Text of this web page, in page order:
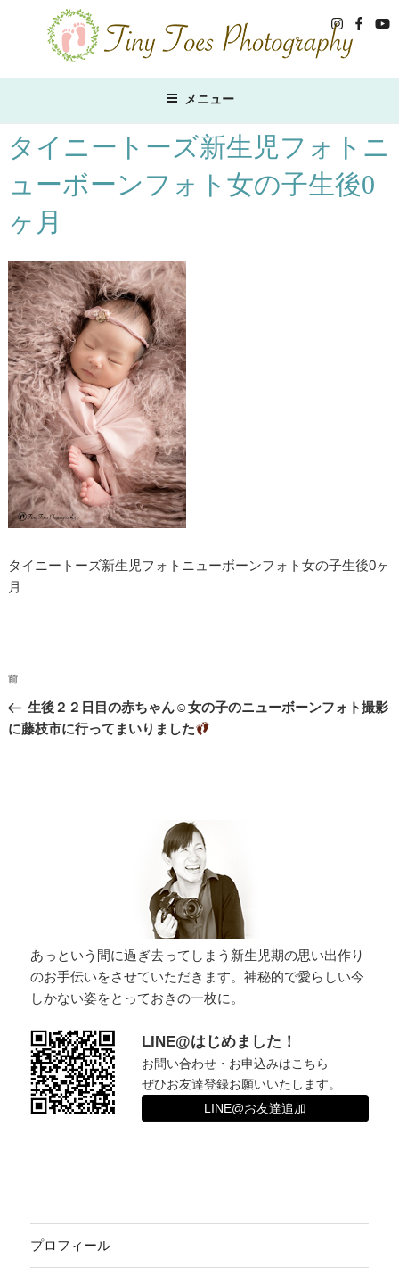
ン
キ
メニュー
タイニートーズ新生児フォトニ
ューボーンフォト女の子生後0
ヶ月
タイニートーズ新生児フォトニューボーンフォト女の子生後0ヶ
月
投
稿
ナ
過
去
の
前
生後２２日目の赤ちゃん☺︎女の子のニューボーンフォト撮影
に藤枝市に行ってまいりました
あっという間に過ぎ去ってしまう新生児期の思い出作り
のお手伝いをさせていただきます。神秘的で愛らしい今
しかない姿をとっておきの一枚に。
LINE@はじめました！
お問い合わせ・お申込みはこちら
ぜひお友達登録お願いいたします。
LINE@お友達追加
プロフィール